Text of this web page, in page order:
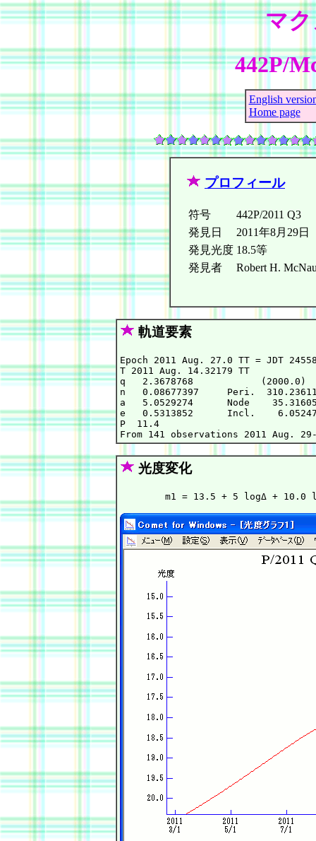
マ
442P/
English
Home page
プロフィール
符号
442P/2011 Q3
発見日
2011年8月29日
発見光度 18.5等
発見者
Robert H.
軌道要素
Epoch 2011 Aug.
T 2011 Aug. 14.32179
q   2.3678768
n   0.08677397     Peri.
a   5.0529274      Node
e   0.5313852      Incl.
P
光度変化